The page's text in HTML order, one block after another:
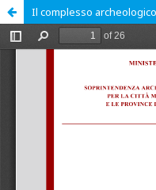
Il complesso